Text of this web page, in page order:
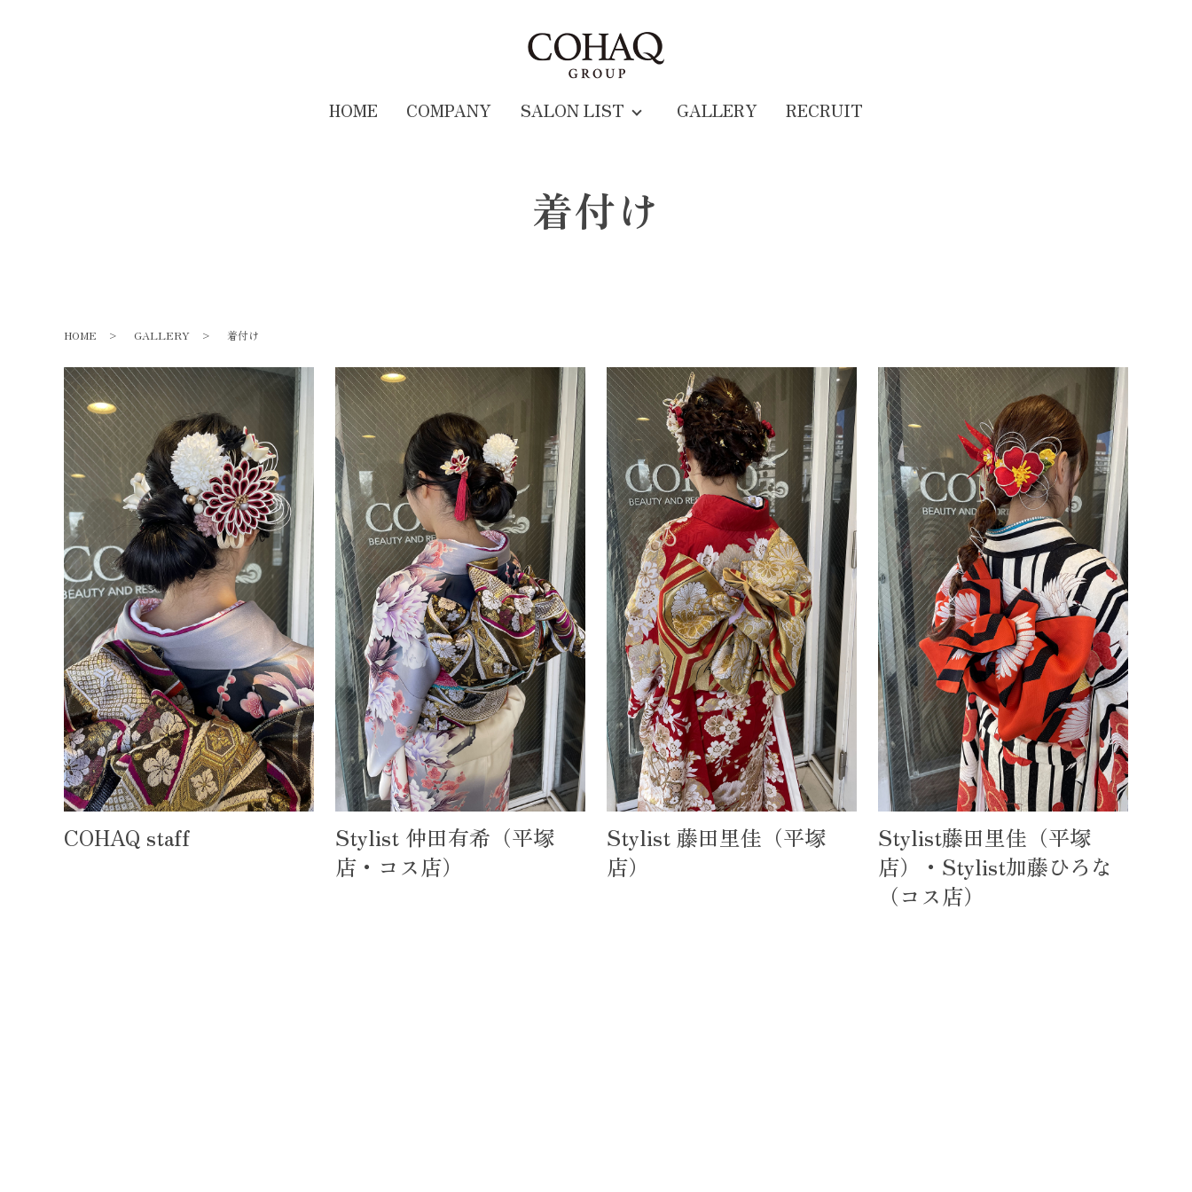
HOME COMPANY SALON LIST GALLERY RECRUIT
着付け
HOME GALLERY 着付け
COHAQ staff
Stylist 仲田有希（平塚
店・コス店）
Stylist 藤田里佳（平塚
店）
Stylist藤田里佳（平塚
店）・Stylist加藤ひろな
（コス店）